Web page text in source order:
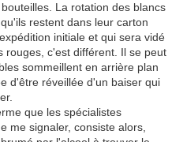
La rotation des blancs
restent dans leur carton
initiale et qui sera vidé
rouges, c'est différent. Il se peut
sommeillent en arrière plan
d'être réveillée d'un baiser qui
que les spécialistes
me signaler, consiste alors,